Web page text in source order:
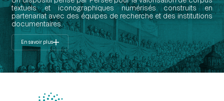
textuels et iconographiques numérisés construits en
partenariat avec des équipes de recherche et des institutions
documentaires.
En savoir plus